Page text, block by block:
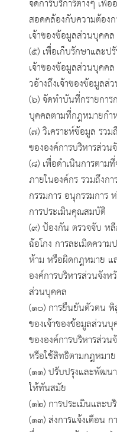
จัดการบริการต่างๆ เพื่
สอดคล้องกับความต้อง
เจ้าของข้อมูลส่วนบุคคล
(๕) เพื่อเก็บรักษาและ
เจ้าของข้อมูลส่วนบุคค
วอ้างถึงเจ้าของข้อมูลส่
(๖) จัดทำบันที่กรายกา
บุคคลตามที่กฎหมายกำ
(๗) วิเคราะห์ข้อมูล รว
ขององค์การบริหารส่วน
(๘) เพื่อดำเนินการตาม
ภายในองค์กร รวมถึงก
กรรมการ อนุกรรมการ
การประเมินคุณสมบัติ
(๙) ป้องกัน ตรวจจับ ห
ฉ้อโกง การละเมิดควา
ห้าม หรือผิดกฎหมาย แ
องค์การบริหารส่วนจังห
ส่วนบุคคล
(๑๐) การยืนยันตัวตน
ของเจ้าของข้อมูลส่วน
ขององค์การบริหารส่ว
หรือใช้สิทธิตามกฎหมาย
(๑๑) ปรับปรุงและพัฒ
ให้ทันสมัย
(๑๒) การประเมินและบ
(๑๓) ส่งการแจ้งเตือน